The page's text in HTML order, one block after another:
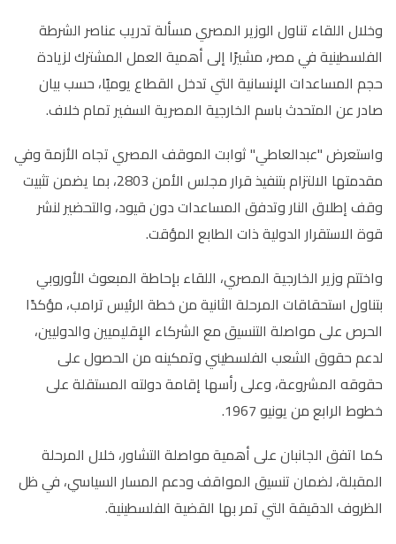
وخلال اللقاء تناول الوزير المصري مسألة تدريب عناصر الشرطة
الفلسطينية في مصر، مشيرًا إلى أهمية العمل المشترك لزيادة
حجم المساعدات الإنسانية التي تدخل القطاع يوميًا، حسب بيان
صادر عن المتحدث باسم الخارجية المصرية السفير تمام خلاف.
واستعرض "عبدالعاطي" ثوابت الموقف المصري تجاه الأزمة وفي
مقدمتها الالتزام بتنفيذ قرار مجلس الأمن 2803، بما يضمن تثبيت
وقف إطلاق النار وتدفق المساعدات دون قيود، والتحضير لنشر
قوة الاستقرار الدولية ذات الطابع المؤقت.
واختتم وزير الخارجية المصري، اللقاء بإحاطة المبعوث الأوروبي
بتناول استحقاقات المرحلة الثانية من خطة الرئيس ترامب، مؤكدًا
الحرص على مواصلة التنسيق مع الشركاء الإقليميين والدوليين،
لدعم حقوق الشعب الفلسطيني وتمكينه من الحصول على
حقوقه المشروعة، وعلى رأسها إقامة دولته المستقلة على
خطوط الرابع من يونيو 1967.
كما اتفق الجانبان على أهمية مواصلة التشاور، خلال المرحلة
المقبلة، لضمان تنسيق المواقف ودعم المسار السياسي، في ظل
الظروف الدقيقة التي تمر بها القضية الفلسطينية.